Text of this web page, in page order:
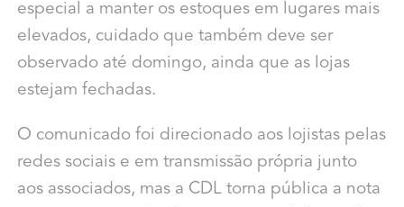
especial a manter os estoques em lugares mais
elevados, cuidado que também deve ser
observado até domingo, ainda que as lojas
estejam fechadas.
O comunicado foi direcionado aos lojistas pelas
redes sociais e em transmissão própria junto
aos associados, mas a CDL torna pública a nota